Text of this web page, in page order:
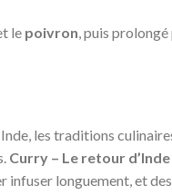
le poivron, puis
les traditions
Curry – Le retour d’Inde
infuser longuement, et